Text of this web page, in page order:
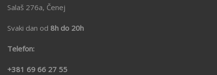
Salaš 276a, Čenej
Svaki dan od 8h do 20h
Telefon:
+381 69 66 27 55